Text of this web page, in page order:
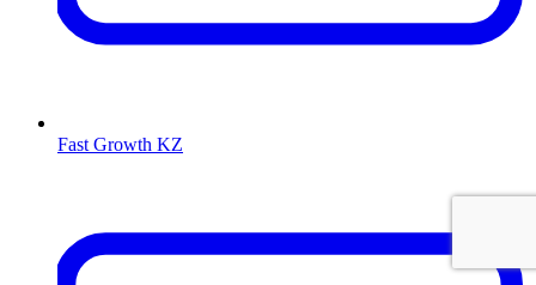
Fast Growth KZ